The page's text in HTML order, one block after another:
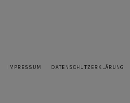
IMPRESSUM DATENSCHUTZERKLÄRUNG